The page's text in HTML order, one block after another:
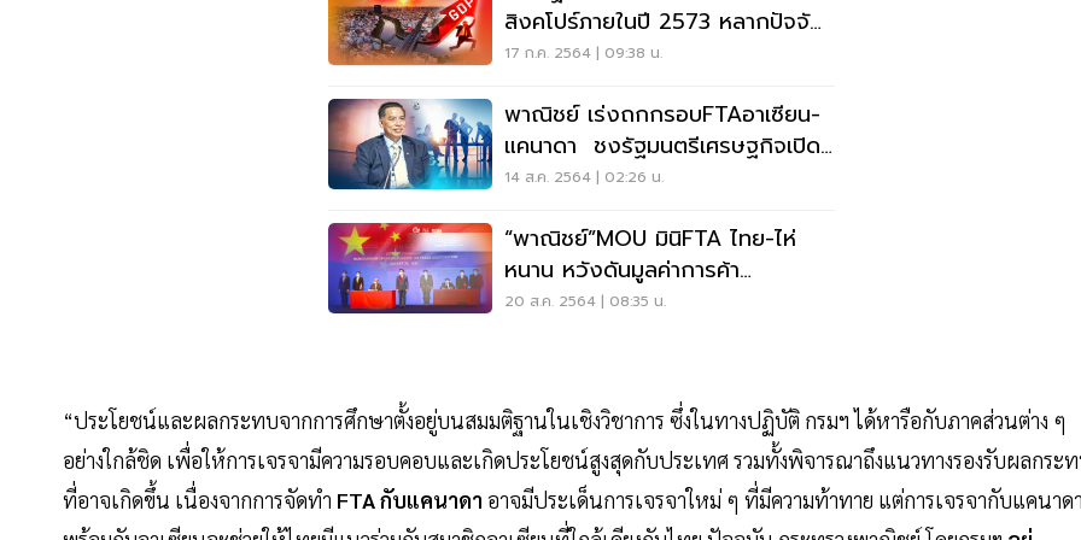
สิงคโปร์ภายในปี 2573 หลากปัจจัย
หนุน
17 ก.ค. 2564 | 09:38 น.
พาณิชย์ เร่งถกกรอบFTAอาเซียน-
แคนาดา ชงรัฐมนตรีเศรษฐกิจเปิด
เจรจาก.ย.นี้
14 ส.ค. 2564 | 02:26 น.
“พาณิชย์”MOU มินิFTA ไทย-ไห่
หนาน หวังดันมูลค่าการค้า
ทะลุ1.2หมื่นล.ในปี66
20 ส.ค. 2564 | 08:35 น.
“ประโยชน์และผลกระทบจากการศึกษาตั้งอยู่บนสมมติฐานในเชิงวิชาการ ซึ่งในทางปฏิบัติ กรมฯ ได้หารือกับภาคส่วนต่าง ๆ
อย่างใกล้ชิด เพื่อให้การเจรจามีความรอบคอบและเกิดประโยชน์สูงสุดกับประเทศ รวมทั้งพิจารณาถึงแนวทางรองรับผลกระ
ที่อาจเกิดขึ้น เนื่องจากการจัดทำ FTA กับแคนาดา อาจมีประเด็นการเจรจาใหม่ ๆ ที่มีความท้าทาย แต่การเจรจากับแคนาด